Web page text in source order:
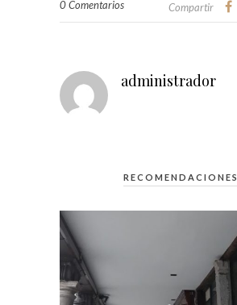
0 Comentarios Compartir
administrador
RECOMENDACIONES